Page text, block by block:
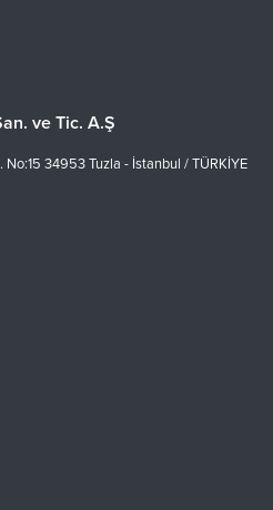
ve Tic. A.Ş
No:15 34953 Tuzla - İstanbul / TÜRKİYE